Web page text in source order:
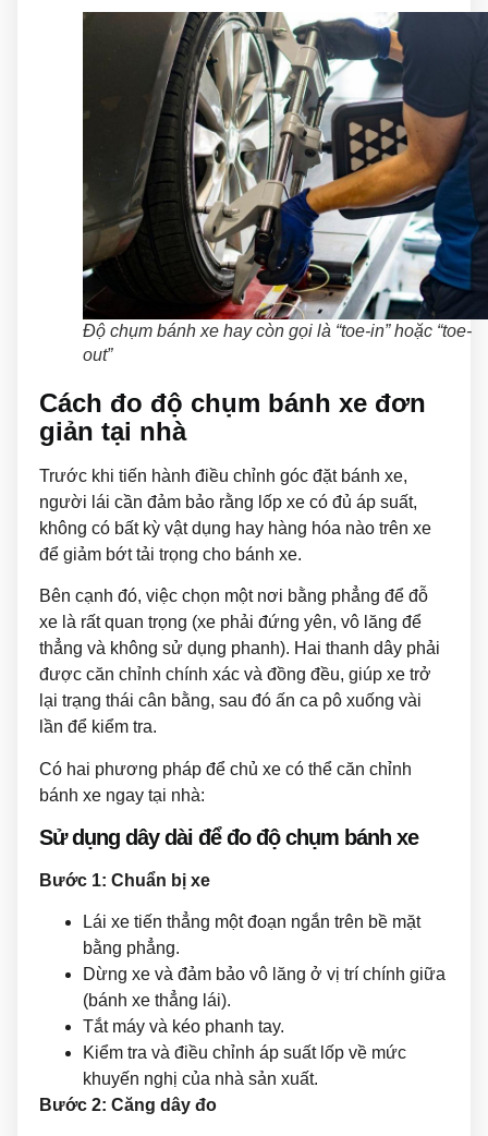
Độ chụm bánh xe hay còn gọi là “toe-in” hoặc “toe-
out”
Cách đo độ chụm bánh xe đơn
giản tại nhà
Trước khi tiến hành điều chỉnh góc đặt bánh xe,
người lái cần đảm bảo rằng lốp xe có đủ áp suất,
không có bất kỳ vật dụng hay hàng hóa nào trên xe
để giảm bớt tải trọng cho bánh xe.
Bên cạnh đó, việc chọn một nơi bằng phẳng để đỗ
xe là rất quan trọng (xe phải đứng yên, vô lăng để
thẳng và không sử dụng phanh). Hai thanh dây phải
được căn chỉnh chính xác và đồng đều, giúp xe trở
lại trạng thái cân bằng, sau đó ấn ca pô xuống vài
lần để kiểm tra.
Có hai phương pháp để chủ xe có thể căn chỉnh
bánh xe ngay tại nhà:
Sử dụng dây dài để đo độ chụm bánh xe
Bước 1: Chuẩn bị xe
Lái xe tiến thẳng một đoạn ngắn trên bề mặt
bằng phẳng.
Dừng xe và đảm bảo vô lăng ở vị trí chính giữa
(bánh xe thẳng lái).
Tắt máy và kéo phanh tay.
Kiểm tra và điều chỉnh áp suất lốp về mức
khuyến nghị của nhà sản xuất.
Bước 2: Căng dây đo